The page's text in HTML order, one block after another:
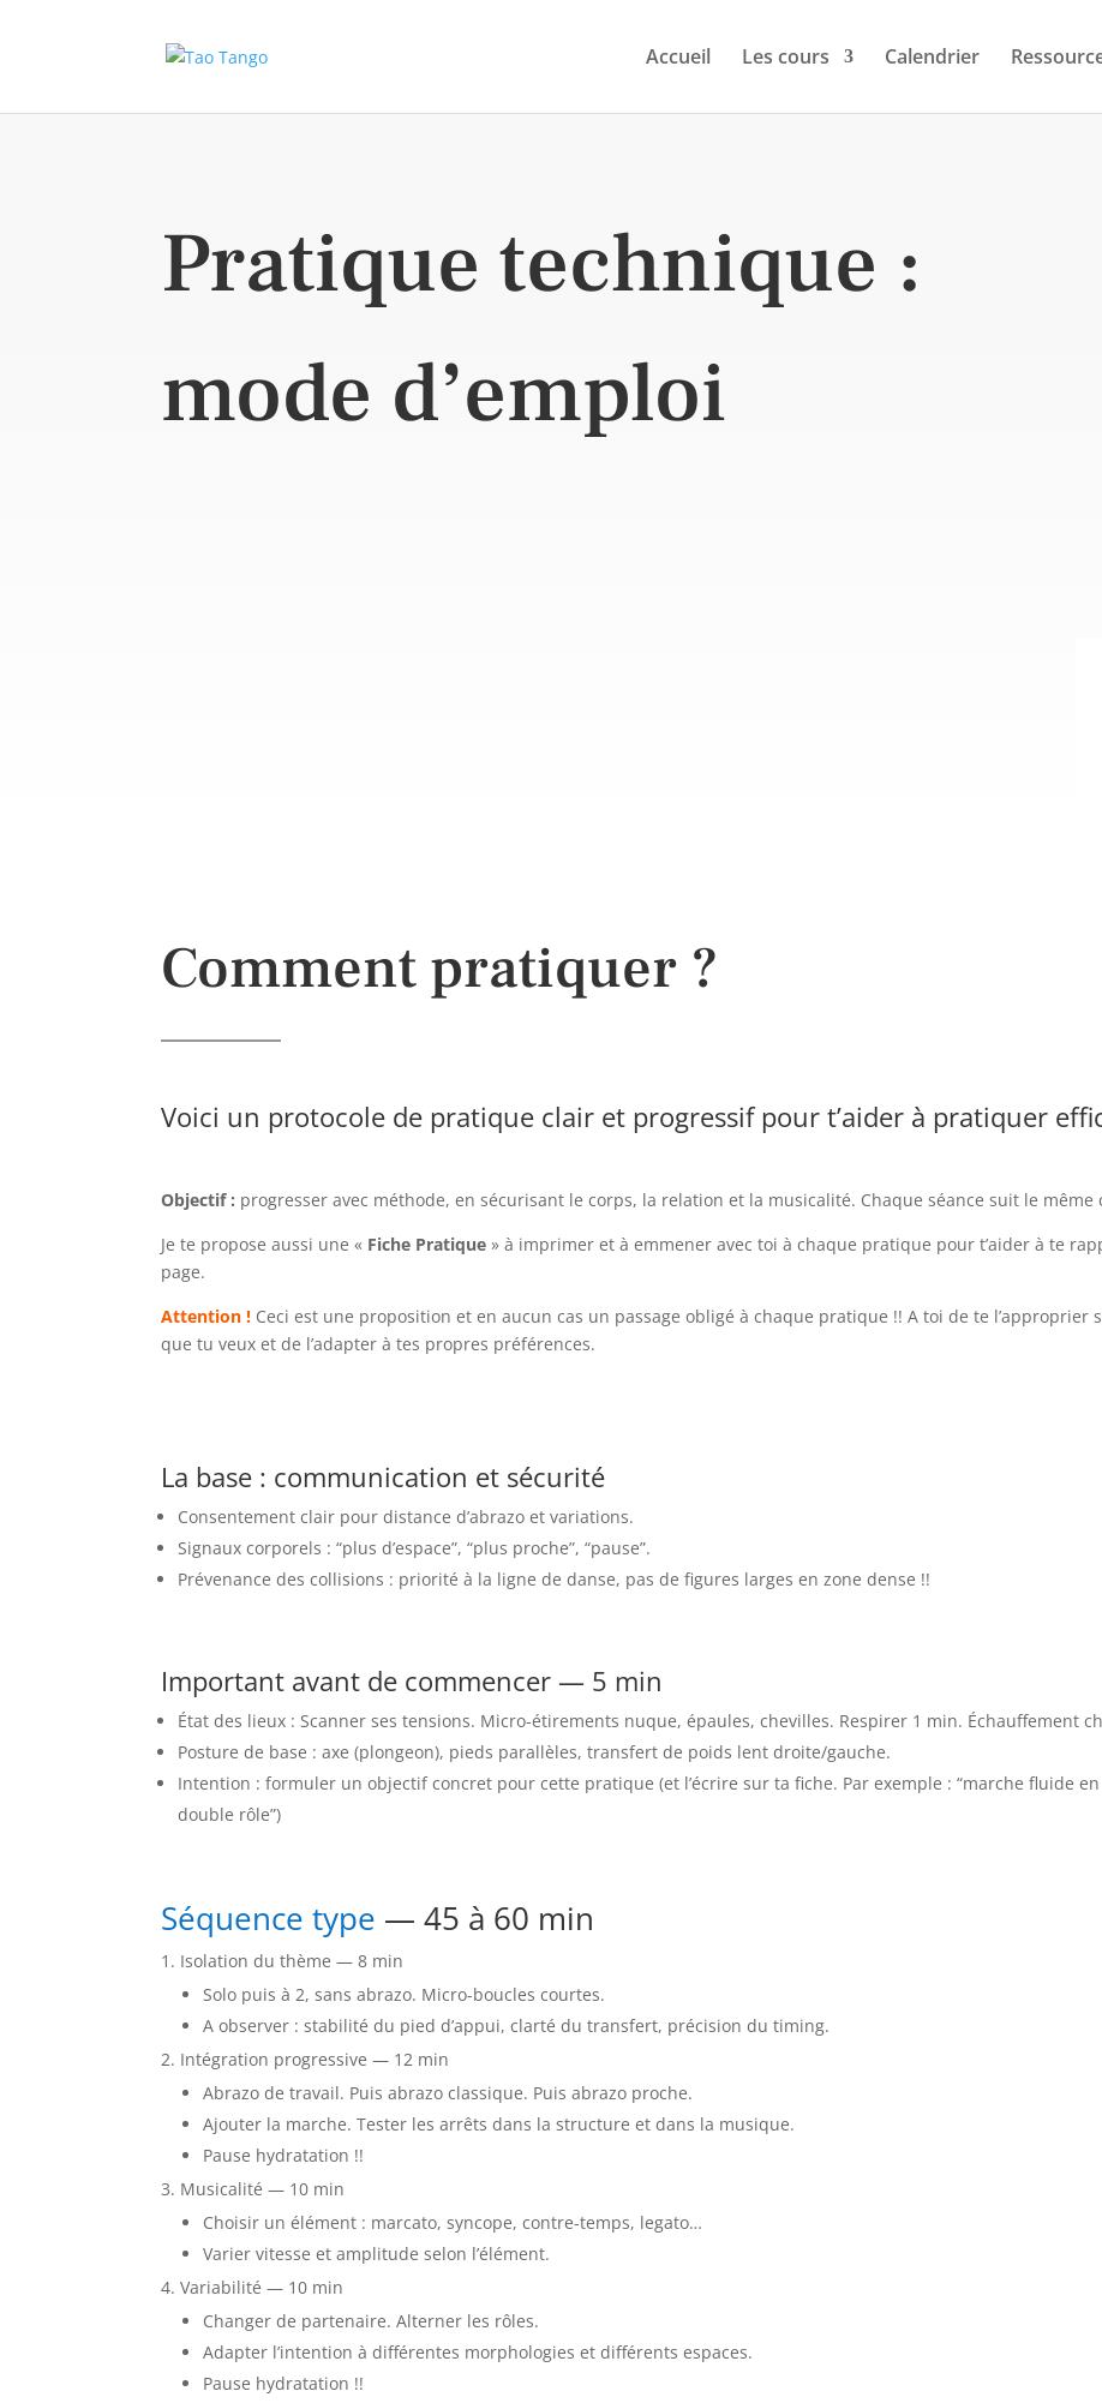
Accueil Les cours Calendrier
Pratique technique :
mode d’emploi
Comment pratiquer ?
Voici un protocole de pratique clair et progressif pour t’aider à pratiquer
Objectif : progresser avec méthode, en sécurisant le corps, la relation et la musicalité. Chaque séance suit le
Je te propose aussi une « Fiche Pratique » à imprimer et à emmener avec toi à chaque pratique pour t’aider à te
page.
Attention ! Ceci est une proposition et en aucun cas un passage obligé à chaque pratique !! A toi de te l’approprier
que tu veux et de l’adapter à tes propres préférences.
La base : communication et sécurité
Consentement clair pour distance d’abrazo et variations.
Signaux corporels : “plus d’espace”, “plus proche”, “pause”.
Prévenance des collisions : priorité à la ligne de danse, pas de figures larges en zone dense !!
Important avant de commencer — 5 min
État des lieux : Scanner ses tensions. Micro-étirements nuque, épaules, chevilles. Respirer 1 min. Échauffement
Posture de base : axe (plongeon), pieds parallèles, transfert de poids lent droite/gauche.
Intention : formuler un objectif concret pour cette pratique (et l’écrire sur ta fiche. Par exemple : “marche fluide
double rôle”)
Séquence type — 45 à 60 min
Isolation du thème — 8 min
Solo puis à 2, sans abrazo. Micro-boucles courtes.
A observer : stabilité du pied d’appui, clarté du transfert, précision du timing.
Intégration progressive — 12 min
Abrazo de travail. Puis abrazo classique. Puis abrazo proche.
Ajouter la marche. Tester les arrêts dans la structure et dans la musique.
Pause hydratation !!
Musicalité — 10 min
Choisir un élément : marcato, syncope, contre-temps, legato…
Varier vitesse et amplitude selon l’élément.
Variabilité — 10 min
Changer de partenaire. Alterner les rôles.
Adapter l’intention à différentes morphologies et différents espaces.
Pause hydratation !!